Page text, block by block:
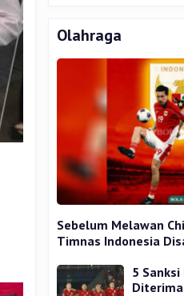
Olahraga
Sebelum Melawan
Timnas Indonesia
5 Sanksi